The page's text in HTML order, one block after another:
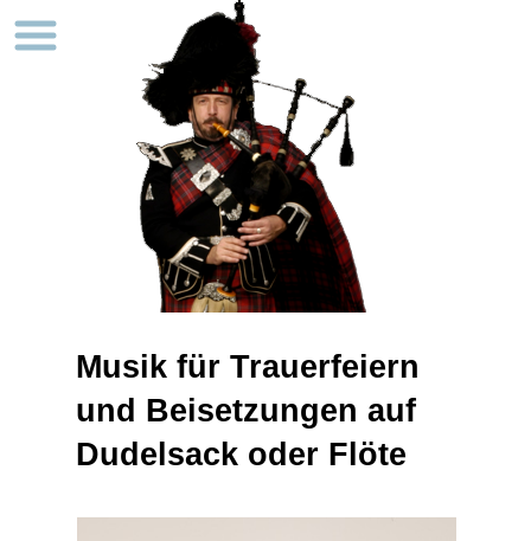
Musik für Trauerfeiern
und Beisetzungen auf
Dudelsack oder Flöte